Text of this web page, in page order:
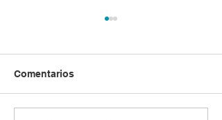
Comentarios